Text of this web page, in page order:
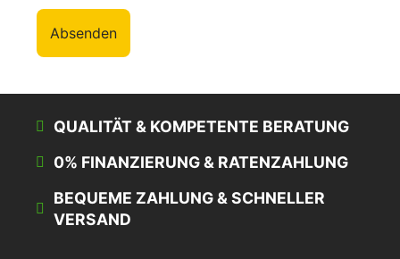
Absenden
QUALITÄT & KOMPETENTE BERATUNG
0% FINANZIERUNG & RATENZAHLUNG
BEQUEME ZAHLUNG & SCHNELLER
VERSAND